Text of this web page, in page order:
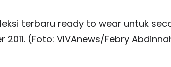
terbaru ready to wear untuk
2011. (Foto: VIVAnews/Febry